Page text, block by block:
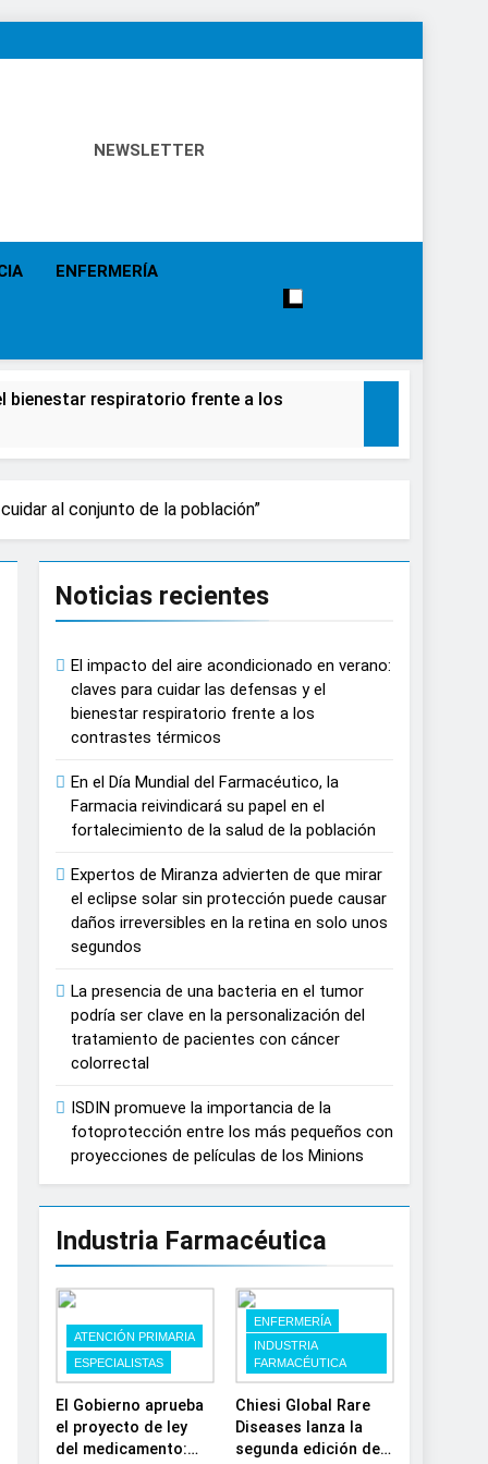
NEWSLETTER
ENFERMERÍA
bienestar respiratorio frente a los
daños irreversibles en la retina en
tratamiento de pacientes con cáncer
proyecciones de películas de los
lactante
playas y otros espacios al aire
estratégica y modernización
muscular del deportista
al conjunto de la población”
Noticias recientes
El impacto del aire acondicionado en verano:
claves para cuidar las defensas y el
bienestar respiratorio frente a los
contrastes térmicos
En el Día Mundial del Farmacéutico, la
Farmacia reivindicará su papel en el
fortalecimiento de la salud de la población
Expertos de Miranza advierten de que mirar
el eclipse solar sin protección puede causar
daños irreversibles en la retina en solo unos
segundos
La presencia de una bacteria en el tumor
podría ser clave en la personalización del
tratamiento de pacientes con cáncer
colorrectal
ISDIN promueve la importancia de la
fotoprotección entre los más pequeños con
proyecciones de películas de los Minions
Industria Farmacéutica
ATENCIÓN PRIMARIA
ESPECIALISTAS
El Gobierno aprueba
el proyecto de ley
del medicamento:
ENFERMERÍA
INDUSTRIA
FARMACÉUTICA
Chiesi Global Rare
Diseases lanza la
segunda edición de